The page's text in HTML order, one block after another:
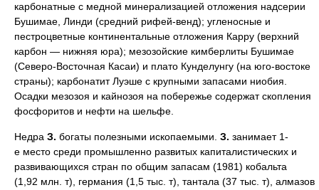
карбонатные с медной минерализацией отложения надсерии
Бушимае, Линди (средний рифей-венд); угленосные и
пестроцветные континентальные отложения Карру (верхний
карбон — нижняя юра); мезозойские кимберлиты Бушимае
(Северо-Восточная Касаи) и плато Кунделунгу (на юго-востоке
страны); карбонатит Луэше с крупными запасами ниобия.
Осадки мезозоя и кайнозоя на побережье содержат скопления
фосфоритов и нефти на шельфе.
Недра З. богаты полезными ископаемыми. З. занимает 1-
е место среди промышленно развитых капиталистических и
развивающихся стран по общим запасам (1981) кобальта
(1,92 млн. т), германия (1,5 тыс. т), тантала (37 тыс. т), алмазов